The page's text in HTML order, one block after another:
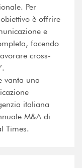
Per
è offrire
e
facendo
cross-
vanta una
italiana
M&A di
Times.